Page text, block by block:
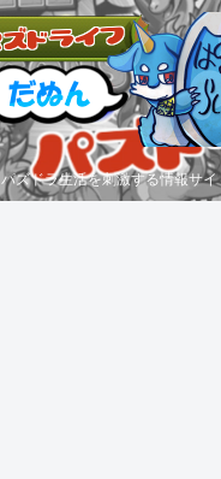
パズドラ生活を刺激する情報サイ